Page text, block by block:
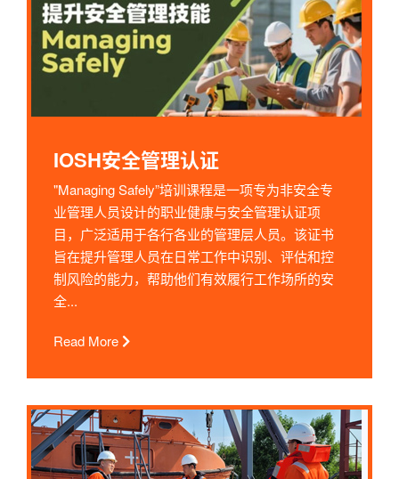
IOSH安全管理认证
"Managing Safely”培训课程是一项专为非安全专
业管理人员设计的职业健康与安全管理认证项
目，广泛适用于各行各业的管理层人员。该证书
旨在提升管理人员在日常工作中识别、评估和控
制风险的能力，帮助他们有效履行工作场所的安
全...
Read More